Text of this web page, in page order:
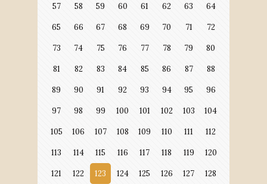
57 58 59 60 61 62 63 64
65 66 67 68 69 70 71 72
73 74 75 76 77 78 79 80
81 82 83 84 85 86 87 88
89 90 91 92 93 94 95 96
97 98 99 100 101 102 103 104
105 106 107 108 109 110 111 112
113 114 115 116 117 118 119 120
121 122 123 124 125 126 127 128